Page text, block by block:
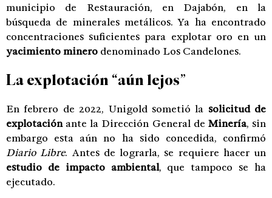
municipio de Restauración, en Dajabón, en la
búsqueda de minerales metálicos. Ya ha encontrado
concentraciones suficientes para explotar oro en un
yacimiento minero denominado Los Candelones.
La explotación “aún lejos”
En febrero de 2022, Unigold sometió la solicitud de
explotaciónante la Dirección General de Minería, sin
embargo esta aún no ha sido concedida, confirmó
Diario Libre. Antes de lograrla, se requiere hacer un
estudio de impacto ambiental, que tampoco se ha
ejecutado.